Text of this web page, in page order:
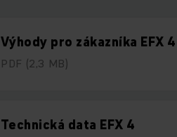
Výhody pro zákazníka EFX 4
PDF (2,3 MB)
Technická data EFX 4